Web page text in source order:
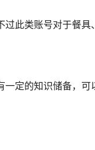
此类账号对于餐具
定的知识储备，